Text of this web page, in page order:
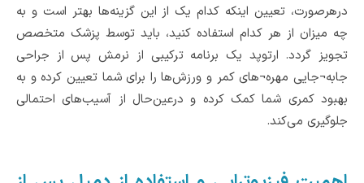
درهرصورت، تعیین اینکه کدام یک از این گزینه‌ها بهتر است و به
چه میزان از هر کدام استفاده کنید، باید توسط پزشک متخصص
تجویز گردد. ارتوپد یک برنامه ترکیبی از نرمش پس از جراحی
جابه¬جایی مهره¬های کمر و ورزش‌ها را برای شما تعیین کرده و به
بهبود کمری شما کمک کرده و درعین‌حال از آسیب‌های احتمالی
جلوگیری می‌کند.